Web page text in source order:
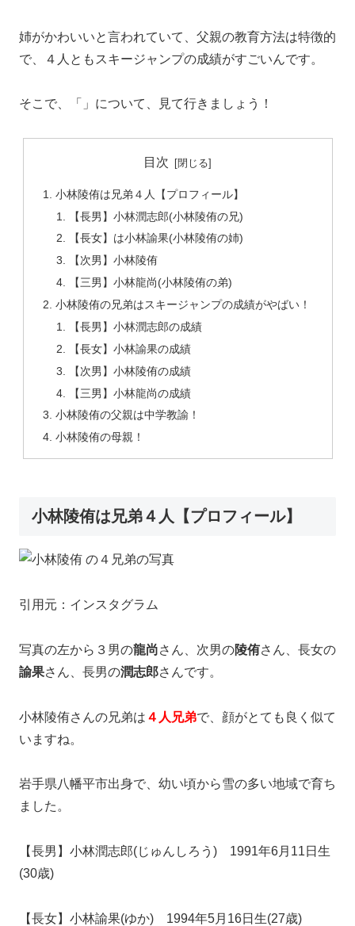
姉がかわいいと言われていて、父親の教育方法は特徴的
で、４人ともスキージャンプの成績がすごいんです。
そこで、 「」 について、見て行きましょう！
目次
小林陵侑は兄弟４人【プロフィール】
【長男】小林潤志郎(小林陵侑の兄)
【長女】は小林諭果(小林陵侑の姉)
【次男】小林陵侑
【三男】小林龍尚(小林陵侑の弟)
小林陵侑の兄弟はスキージャンプの成績がやばい！
【長男】小林潤志郎の成績
【長女】小林諭果の成績
【次男】小林陵侑の成績
【三男】小林龍尚の成績
小林陵侑の父親は中学教諭！
小林陵侑の母親！
小林陵侑は兄弟４人【プロフィール】
引用元：インスタグラム
写真の左から３男の龍尚さん、次男の陵侑さん、長女の
諭果さん、長男の潤志郎さんです。
小林陵侑さんの兄弟は ４人兄弟で、顔がとても良く似て
いますね。
岩手県八幡平市出身で、幼い頃から雪の多い地域で育ち
ました。
【長男】小林潤志郎(じゅんしろう) 1991年6月11日生
(30歳)
【長女】小林諭果(ゆか) 1994年5月16日生(27歳)